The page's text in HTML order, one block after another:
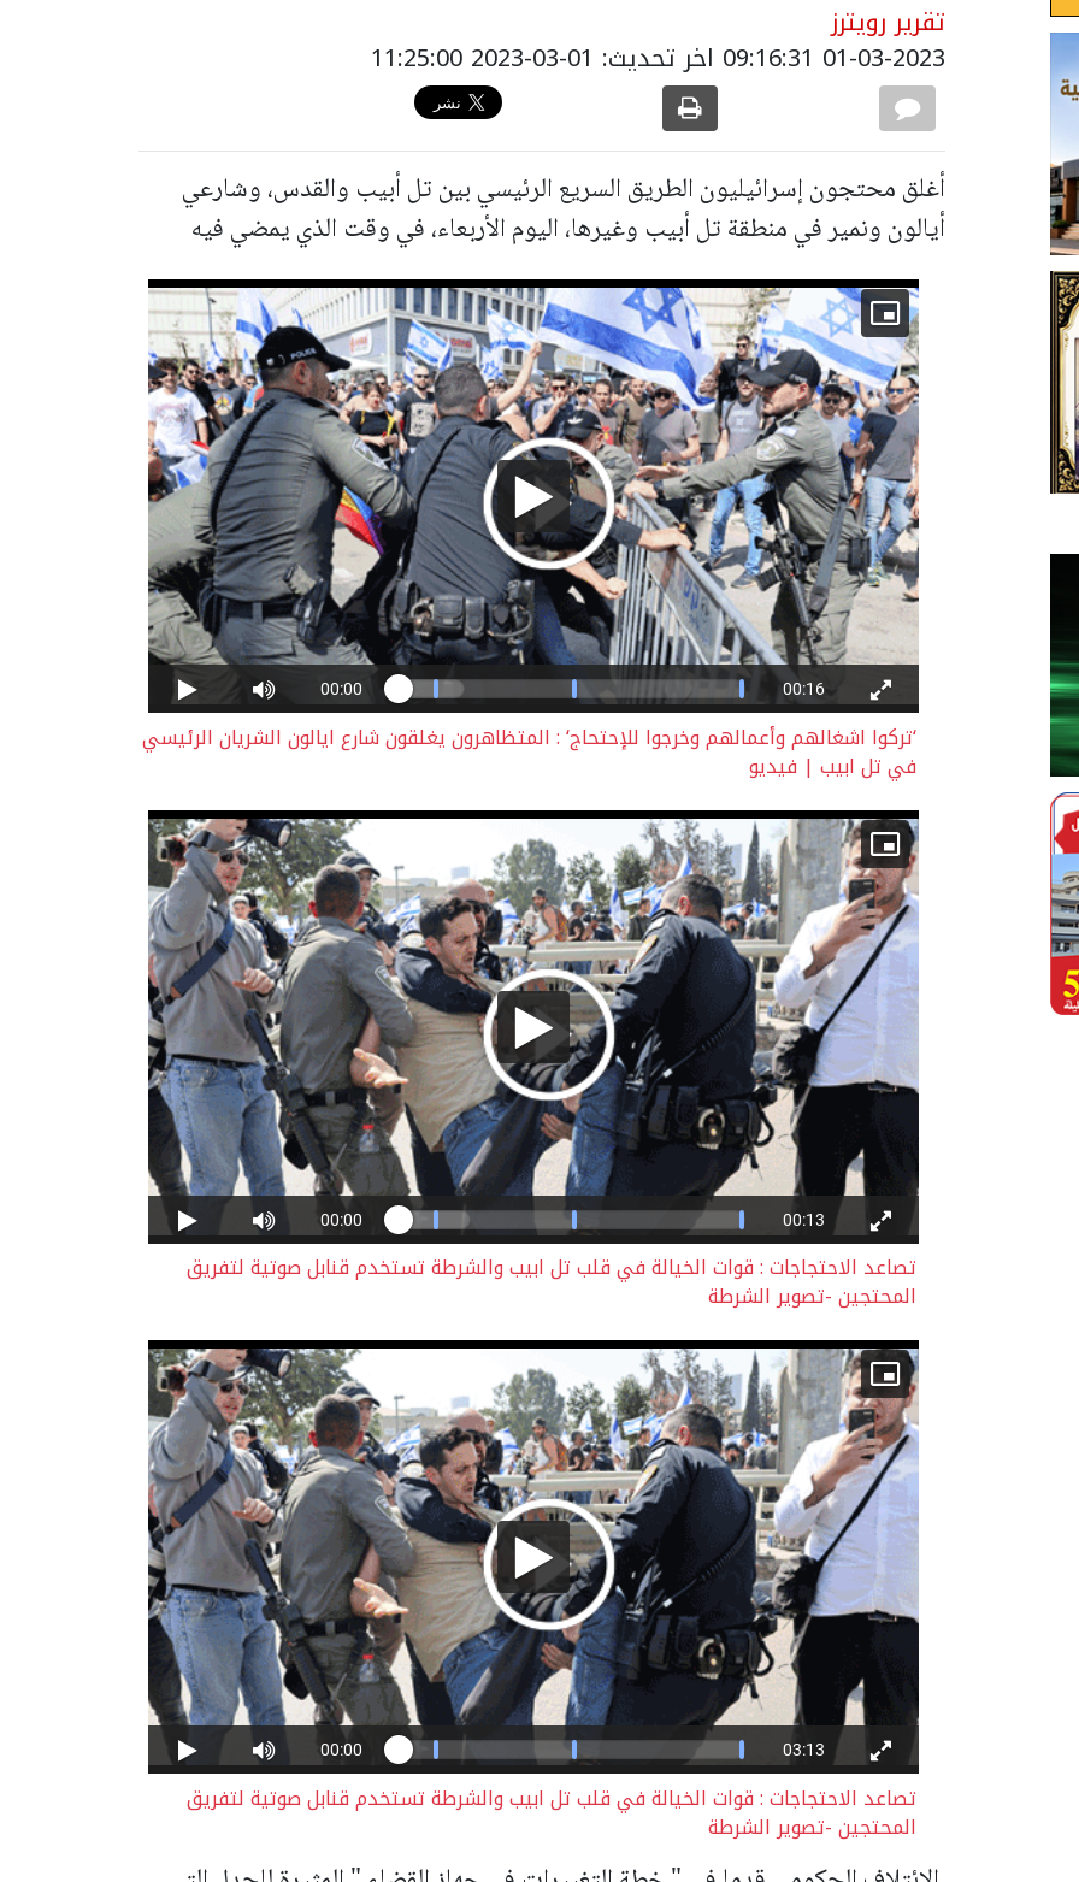
تقرير رويترز
01-03-2023 09:16:31 اخر تحديث: 01-03-2023 11:25:00
أغلق محتجون إسرائيليون الطريق السريع الرئيسي بين تل أبيب والقدس، وشارعي
أيالون ونمير في منطقة تل أبيب وغيرها، اليوم الأربعاء، في وقت الذي يمضي فيه
‘تركوا اشغالهم وأعمالهم وخرجوا للإحتحاج‘ : المتظاهرون يغلقون شارع ايالون الشريان الرئيسي
في تل ابيب | فيديو
تصاعد الاحتجاجات : قوات الخيالة في قلب تل ابيب والشرطة تستخدم قنابل صوتية لتفريق
المحتجين -تصوير الشرطة
تصاعد الاحتجاجات : قوات الخيالة في قلب تل ابيب والشرطة تستخدم قنابل صوتية لتفريق
المحتجين -تصوير الشرطة